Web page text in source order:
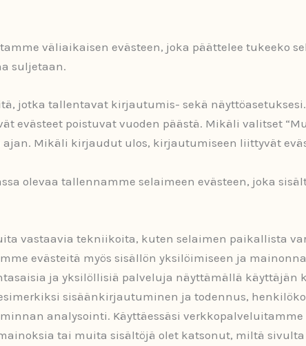
väliaikaisen evästeen, joka päättelee tukeeko
suljetaan.
jotka tallentavat kirjautumis- sekä
evästeet poistuvat vuoden päästä. Mikäli valitset
Mikäli kirjaudut ulos, kirjautumiseen liittyvät
olevaa tallennamme selaimeen evästeen, joka
vastaavia tekniikoita, kuten selaimen paikallista
evästeitä myös sisällön yksilöimiseen ja
ja yksilöllisiä palveluja näyttämällä käyttäjän
sisäänkirjautuminen ja todennus,
analysointi. Käyttäessäsi
tai muita sisältöjä olet katsonut, miltä